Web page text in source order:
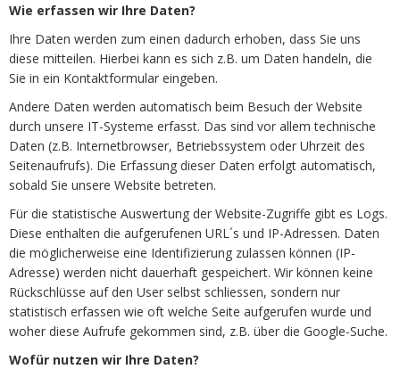
Wie erfassen wir Ihre Daten?
Ihre Daten werden zum einen dadurch erhoben, dass Sie uns
diese mitteilen. Hierbei kann es sich z.B. um Daten handeln, die
Sie in ein Kontaktformular eingeben.
Andere Daten werden automatisch beim Besuch der Website
durch unsere IT-Systeme erfasst. Das sind vor allem technische
Daten (z.B. Internetbrowser, Betriebssystem oder Uhrzeit des
Seitenaufrufs). Die Erfassung dieser Daten erfolgt automatisch,
sobald Sie unsere Website betreten.
Für die statistische Auswertung der Website-Zugriffe gibt es Logs.
Diese enthalten die aufgerufenen URL´s und IP-Adressen. Daten
die möglicherweise eine Identifizierung zulassen können (IP-
Adresse) werden nicht dauerhaft gespeichert. Wir können keine
Rückschlüsse auf den User selbst schliessen, sondern nur
statistisch erfassen wie oft welche Seite aufgerufen wurde und
woher diese Aufrufe gekommen sind, z.B. über die Google-Suche.
Wofür nutzen wir Ihre Daten?